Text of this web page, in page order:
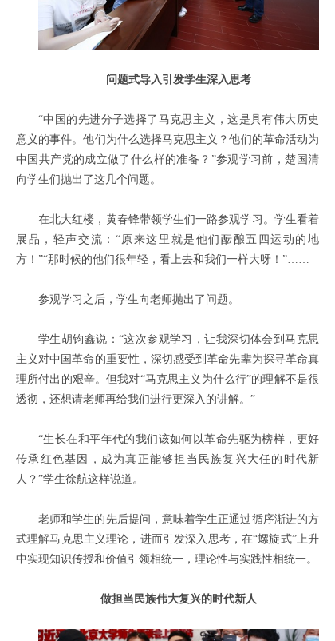
问题式导入引发学生深入思考
“中国的先进分子选择了马克思主义，这是具有伟大历史
意义的事件。他们为什么选择马克思主义？他们的革命活动为
中国共产党的成立做了什么样的准备？”参观学习前，楚国清
向学生们抛出了这几个问题。
在北大红楼，黄春锋带领学生们一路参观学习。学生看着
展品，轻声交流：“原来这里就是他们酝酿五四运动的地
方！”“那时候的他们很年轻，看上去和我们一样大呀！”……
参观学习之后，学生向老师抛出了问题。
学生胡钧鑫说：“这次参观学习，让我深切体会到马克思
主义对中国革命的重要性，深切感受到革命先辈为探寻革命真
理所付出的艰辛。但我对“马克思主义为什么行”的理解不是很
透彻，还想请老师再给我们进行更深入的讲解。”
“生长在和平年代的我们该如何以革命先驱为榜样，更好
传承红色基因，成为真正能够担当民族复兴大任的时代新
人？”学生徐航这样说道。
老师和学生的先后提问，意味着学生正通过循序渐进的方
式理解马克思主义理论，进而引发深入思考，在“螺旋式”上升
中实现知识传授和价值引领相统一，理论性与实践性相统一。
做担当民族伟大复兴的时代新人